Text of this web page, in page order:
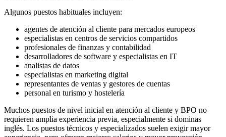
Algunos puestos habituales incluyen:
agentes de atención al cliente para mercados europeos
especialistas en centros de servicios compartidos
profesionales de finanzas y contabilidad
desarrolladores de software y especialistas en IT
analistas de datos
especialistas en marketing digital
representantes de ventas y gestores de cuentas
personal en turismo y hostelería
Muchos puestos de nivel inicial en atención al cliente y BPO no
requieren amplia experiencia previa, especialmente si dominas
inglés. Los puestos técnicos y especializados suelen exigir mayor